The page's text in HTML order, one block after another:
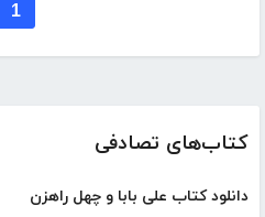
کتاب‌های تصادفی
دانلود کتاب علی بابا و چهل راهزن
1